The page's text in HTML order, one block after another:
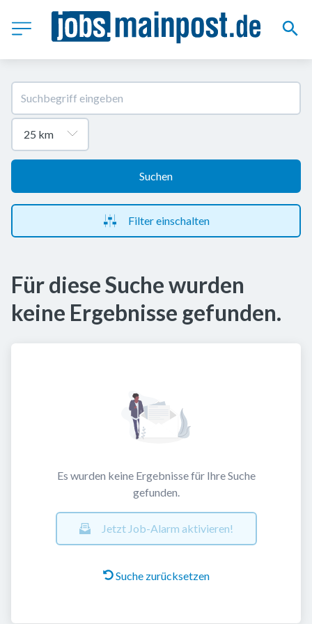
Suchen
Filter einschalten
Für diese Suche wurden
keine Ergebnisse gefunden.
Es wurden keine Ergebnisse für Ihre Suche
gefunden.
Jetzt Job-Alarm aktivieren!
Suche zurücksetzen